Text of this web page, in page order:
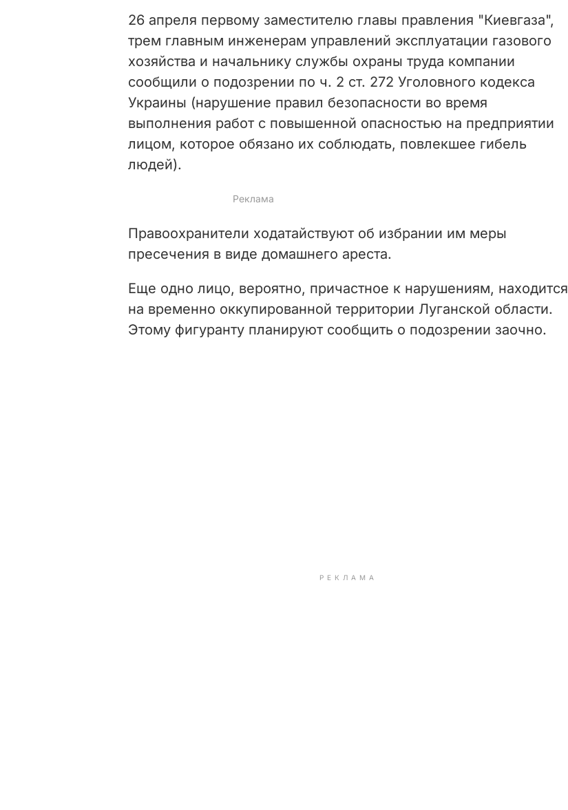
26 апреля первому заместителю главы правления "Киевгаза",
трем главным инженерам управлений эксплуатации газового
хозяйства и начальнику службы охраны труда компании
сообщили о подозрении по ч. 2 ст. 272 Уголовного кодекса
Украины (нарушение правил безопасности во время
выполнения работ с повышенной опасностью на предприятии
лицом, которое обязано их соблюдать, повлекшее гибель
людей).
Правоохранители ходатайствуют об избрании им меры
пресечения в виде домашнего ареста.
Еще одно лицо, вероятно, причастное к нарушениям, находится
на временно оккупированной территории Луганской области.
Этому фигуранту планируют сообщить о подозрении заочно.
РЕКЛАМА